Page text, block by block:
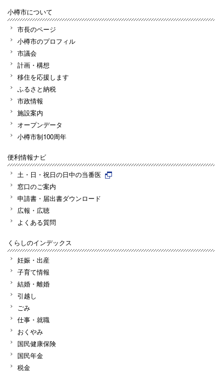
小樽市について
市長のページ
小樽市のプロフィル
市議会
計画・構想
移住を応援します
ふるさと納税
市政情報
施設案内
オープンデータ
小樽市制100周年
便利情報ナビ
土・日・祝日の日中の当番医
窓口のご案内
申請書・届出書ダウンロード
広報・広聴
よくある質問
くらしのインデックス
妊娠・出産
子育て情報
結婚・離婚
引越し
ごみ
仕事・就職
おくやみ
国民健康保険
国民年金
税金